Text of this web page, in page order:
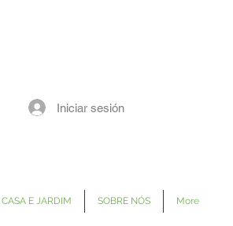
Iniciar sesión
CASA E JARDIM SOBRE NÓS More